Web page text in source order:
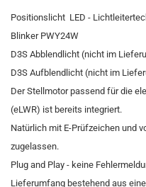
Positionslicht LED -
Blinker PWY24W
D3S Abblendlicht (nicht im
D3S Aufblendlicht (nicht im
Der Stellmotor passend für die
(eLWR) ist bereits integriert.
Natürlich mit E-Prüfzeichen und
zugelassen.
​Plug and Play - keine
Lieferumfang bestehend aus